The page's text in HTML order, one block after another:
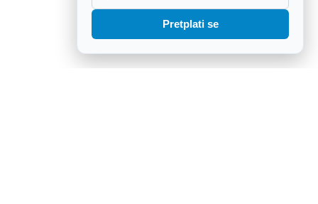
Pretplati se